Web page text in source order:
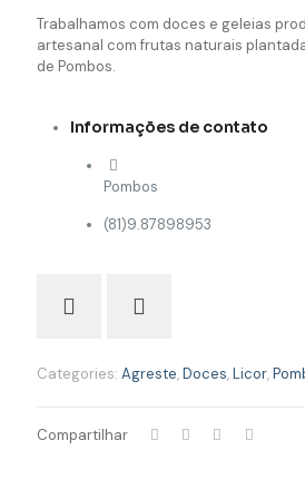
Trabalhamos com doces e geleias
artesanal com frutas naturais
de Pombos.
Informações de contato
Pombos
(81)9.87898953
Categories: Agreste,Doces,Licor,
Compartilhar